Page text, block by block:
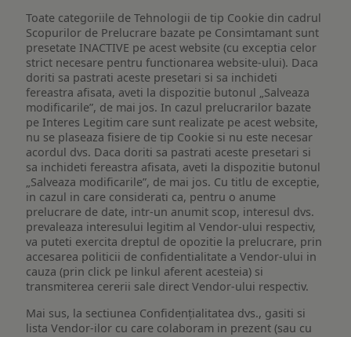
Toate categoriile de Tehnologii de tip Cookie din cadrul
Scopurilor de Prelucrare bazate pe Consimtamant sunt
presetate INACTIVE pe acest website (cu exceptia celor
strict necesare pentru functionarea website-ului). Daca
doriti sa pastrati aceste presetari si sa inchideti
fereastra afisata, aveti la dispozitie butonul „Salveaza
modificarile”, de mai jos. In cazul prelucrarilor bazate
pe Interes Legitim care sunt realizate pe acest website,
nu se plaseaza fisiere de tip Cookie si nu este necesar
acordul dvs. Daca doriti sa pastrati aceste presetari si
sa inchideti fereastra afisata, aveti la dispozitie butonul
„Salveaza modificarile”, de mai jos. Cu titlu de exceptie,
in cazul in care considerati ca, pentru o anume
prelucrare de date, intr-un anumit scop, interesul dvs.
prevaleaza interesului legitim al Vendor-ului respectiv,
va puteti exercita dreptul de opozitie la prelucrare, prin
accesarea politicii de confidentialitate a Vendor-ului in
cauza (prin click pe linkul aferent acesteia) si
transmiterea cererii sale direct Vendor-ului respectiv.
Mai sus, la sectiunea Confidențialitatea dvs., gasiti si
lista Vendor-ilor cu care colaboram in prezent (sau cu